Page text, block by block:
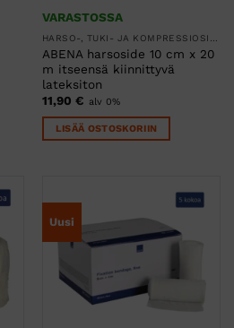
VARASTOSSA
ABENA harsoside 10 cm x 20
m itseensä kiinnittyvä
lateksiton
11,90 € alv 0%
LISÄÄ OSTOSKORIIN
Uusi